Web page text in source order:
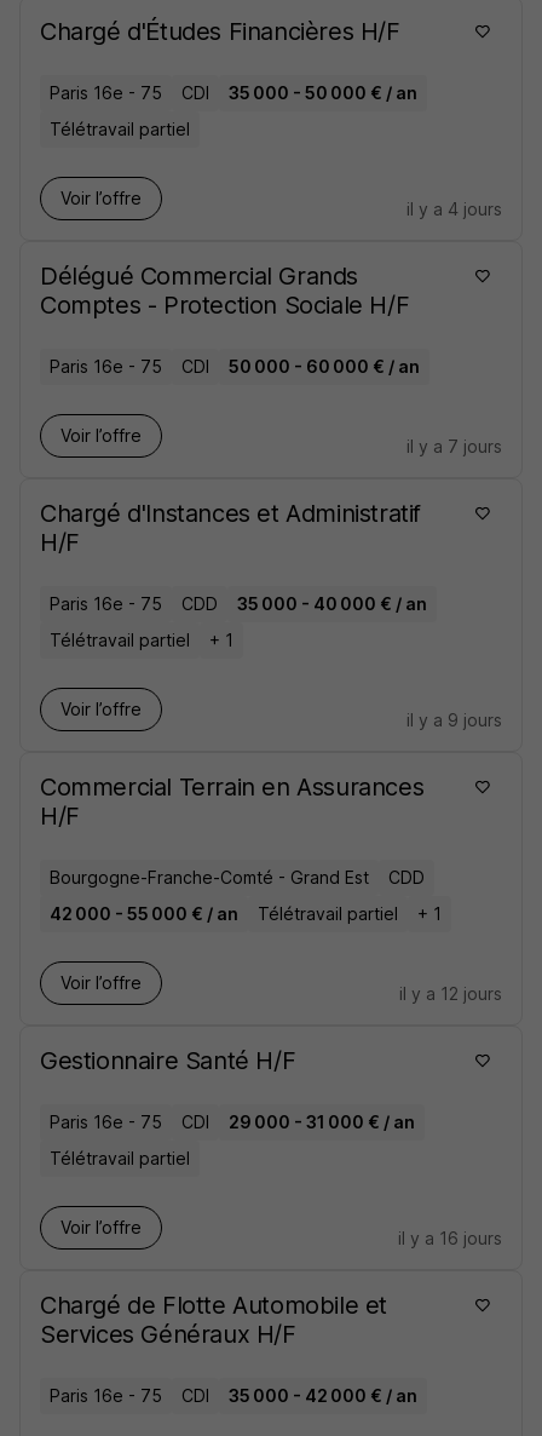
Chargé d'Études Financières H/F
Paris 16e - 75 CDI
35 000 - 50 000 € / an
Télétravail partiel
Voir l’offre
il y a 4 jours
Délégué Commercial Grands
Comptes - Protection Sociale H/F
Paris 16e - 75 CDI 50 000 - 60 000 € / an
Voir l’offre
il y a 7 jours
Chargé d'Instances et Administratif
H/F
Paris 16e - 75 CDD
35 000 - 40 000 € / an
Télétravail partiel
+ 1
Voir l’offre
il y a 9 jours
Commercial Terrain en Assurances
H/F
Bourgogne-Franche-Comté - Grand Est
CDD
42 000 - 55 000 € / an
Télétravail partiel + 1
Voir l’offre
il y a 12 jours
Gestionnaire Santé H/F
Paris 16e - 75 CDI
29 000 - 31 000 € / an
Télétravail partiel
Voir l’offre
il y a 16 jours
Chargé de Flotte Automobile et
Services Généraux H/F
Paris 16e - 75 CDI 35 000 - 42 000 € / an